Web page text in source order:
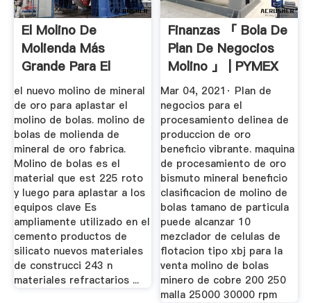
El Molino De
Molienda Más
Grande Para El
Mineral De Cobre
el nuevo molino de mineral
de oro para aplastar el
molino de bolas. molino de
bolas de molienda de
mineral de oro fabrica.
Molino de bolas es el
material que est 225 roto
y luego para aplastar a los
equipos clave Es
ampliamente utilizado en el
cemento productos de
silicato nuevos materiales
de construcci 243 n
materiales refractarios ...
Finanzas 「 Bola De
Plan De Negocios
Molino 」 | PYMEX
Mar 04, 2021· Plan de
negocios para el
procesamiento delinea de
produccion de oro
beneficio vibrante. maquina
de procesamiento de oro
bismuto mineral beneficio
clasificacion de molino de
bolas tamano de particula
puede alcanzar 10
mezclador de celulas de
flotacion tipo xbj para la
venta molino de bolas
minero de cobre 200 250
malla 25000 30000 rpm